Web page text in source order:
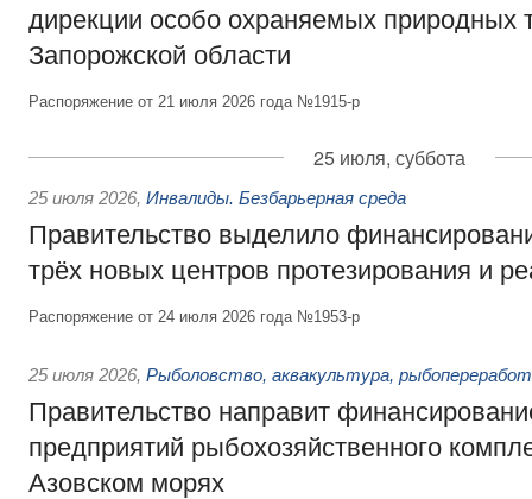
дирекции особо охраняемых природных
Запорожской области
Распоряжение от 21 июля 2026 года №1915-р
25 июля, суббота
25 июля 2026, Инвалиды. Безбарьерная среда
Правительство выделило
трёх новых центров протезирования и
Распоряжение от 24 июля 2026 года №1953-р
25 июля 2026, Рыболовство, аквакультура,
Правительство направит
предприятий рыбохозяйственного
Азовском морях